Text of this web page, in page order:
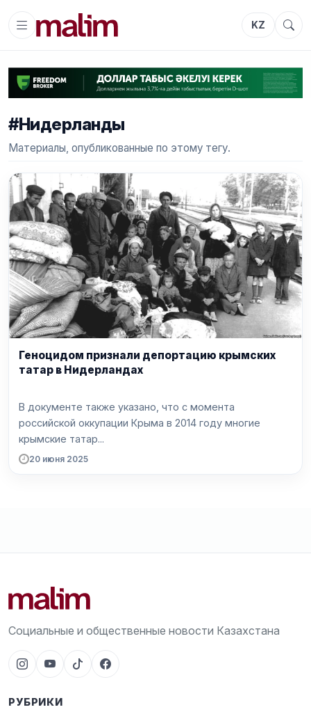
KZ
#Нидерланды
Материалы, опубликованные по этому тегу.
Геноцидом признали депортацию крымских
татар в Нидерландах
В документе также указано, что с момента
российской оккупации Крыма в 2014 году многие
крымские татар...
20 июня 2025
Социальные и общественные новости Казахстана
РУБРИКИ